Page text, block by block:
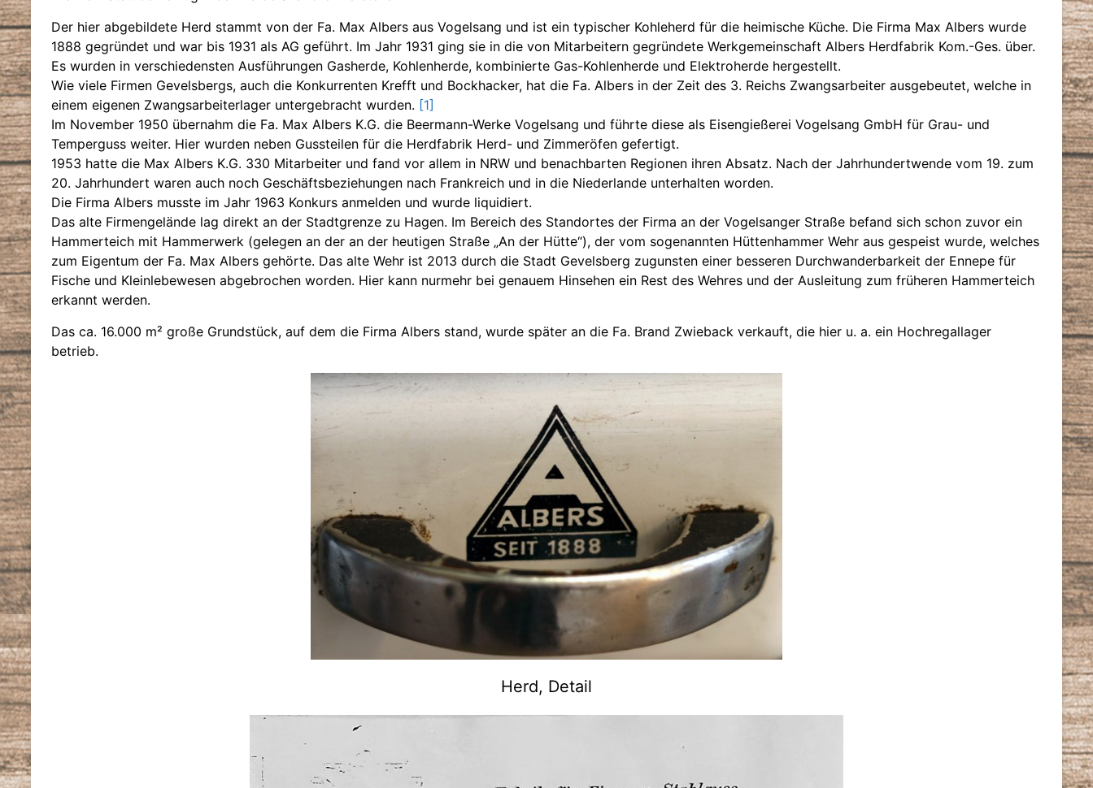
Der hier abgebildete Herd stammt von der Fa. Max Albers aus Vogelsang und ist ein typischer Kohleherd für die heimische Küche. Die Firma Max Albers wurde
1888 gegründet und war bis 1931 als AG geführt. Im Jahr 1931 ging sie in die von Mitarbeitern gegründete Werkgemeinschaft Albers Herdfabrik Kom.-Ges. über.
Es wurden in verschiedensten Ausführungen Gasherde, Kohlenherde, kombinierte Gas-Kohlenherde und Elektroherde hergestellt.
Wie viele Firmen Gevelsbergs, auch die Konkurrenten Krefft und Bockhacker, hat die Fa. Albers in der Zeit des 3. Reichs Zwangsarbeiter ausgebeutet, welche in
einem eigenen Zwangsarbeiterlager untergebracht wurden. [1]
Im November 1950 übernahm die Fa. Max Albers K.G. die Beermann-Werke Vogelsang und führte diese als Eisengießerei Vogelsang GmbH für Grau- und
Temperguss weiter. Hier wurden neben Gussteilen für die Herdfabrik Herd- und Zimmeröfen gefertigt.
1953 hatte die Max Albers K.G. 330 Mitarbeiter und fand vor allem in NRW und benachbarten Regionen ihren Absatz. Nach der Jahrhundertwende vom 19. zum
20. Jahrhundert waren auch noch Geschäftsbeziehungen nach Frankreich und in die Niederlande unterhalten worden.
Die Firma Albers musste im Jahr 1963 Konkurs anmelden und wurde liquidiert.
Das alte Firmengelände lag direkt an der Stadtgrenze zu Hagen. Im Bereich des Standortes der Firma an der Vogelsanger Straße befand sich schon zuvor ein
Hammerteich mit Hammerwerk (gelegen an der an der heutigen Straße „An der Hütte“), der vom sogenannten Hüttenhammer Wehr aus gespeist wurde, welches
zum Eigentum der Fa. Max Albers gehörte. Das alte Wehr ist 2013 durch die Stadt Gevelsberg zugunsten einer besseren Durchwanderbarkeit der Ennepe für
Fische und Kleinlebewesen abgebrochen worden. Hier kann nurmehr bei genauem Hinsehen ein Rest des Wehres und der Ausleitung zum früheren Hammerteich
erkannt werden.
Das ca. 16.000 m² große Grundstück, auf dem die Firma Albers stand, wurde später an die Fa. Brand Zwieback verkauft, die hier u. a. ein Hochregallager
betrieb.
Herd, Detail